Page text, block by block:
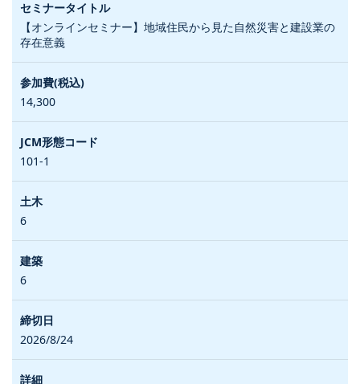
【オンラインセミナー】地域住民から見た自然災害と建設業の
存在意義
14,300
101-1
6
6
2026/8/24